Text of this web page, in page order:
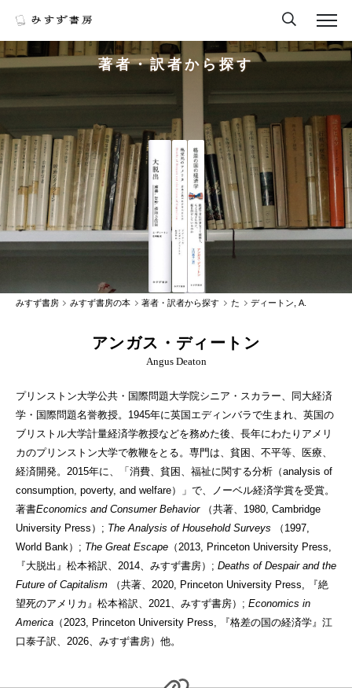
著者・訳者から探す
みすず書房 みすず書房の本 著者・訳者から探す た ディートン, A.
アンガス・ディートン
Angus Deaton
プリンストン大学公共・国際問題大学院シニア・スカラー、同大経済
学・国際問題名誉教授。1945年に英国エディンバラで生まれ、英国の
ブリストル大学計量経済学教授などを務めた後、長年にわたりアメリ
カのプリンストン大学で教鞭をとる。専門は、貧困、不平等、医療、
経済開発。2015年に、「消費、貧困、福祉に関する分析（analysis of
consumption, poverty, and welfare）」で、ノーベル経済学賞を受賞。
著書Economics and Consumer Behavior（共著、1980, Cambridge
University Press）; The Analysis of Household Surveys （1997,
World Bank）; The Great Escape（2013, Princeton University Press,
『大脱出』松本裕訳、2014、みすず書房）; Deaths of Despair and the
Future of Capitalism（共著、2020, Princeton University Press, 『絶
望死のアメリカ』松本裕訳、2021、みすず書房）; Economics in
America（2023, Princeton University Press, 『格差の国の経済学』江
口泰子訳、2026、みすず書房）他。